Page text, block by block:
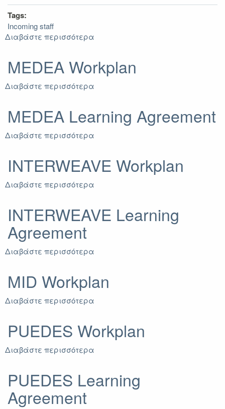
Tags:
Incoming staff
Διαβάστε περισσότερα
Staff
Training
ERACON
MEDEA Workplan
Διαβάστε περισσότερα
MEDEA Learning Agreement
Διαβάστε περισσότερα
Agreement
INTERWEAVE Workplan
Διαβάστε περισσότερα
INTERWEAVE Learning
Agreement
Διαβάστε περισσότερα
Agreement
MID Workplan
Διαβάστε περισσότερα
PUEDES Workplan
Διαβάστε περισσότερα
PUEDES Learning
Agreement